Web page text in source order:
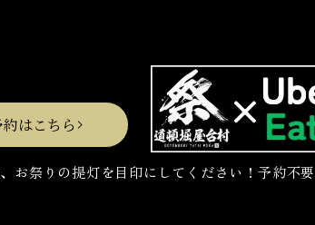
はこちら
お祭りの提灯を目印にしてください！予約不